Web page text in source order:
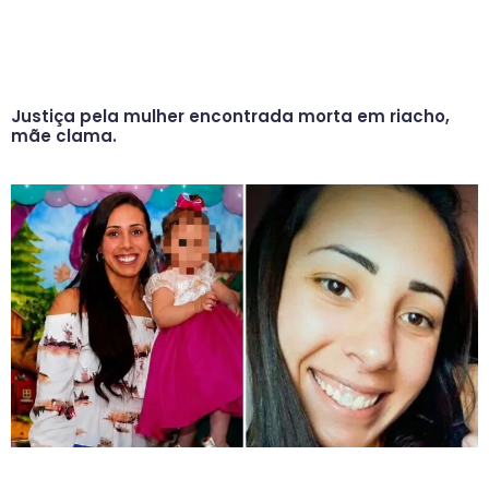
Justiça pela mulher encontrada morta em riacho,
mãe clama.